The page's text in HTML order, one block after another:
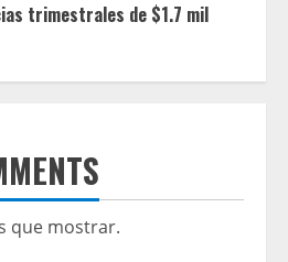
trimestrales de $1.7 mil
que mostrar.